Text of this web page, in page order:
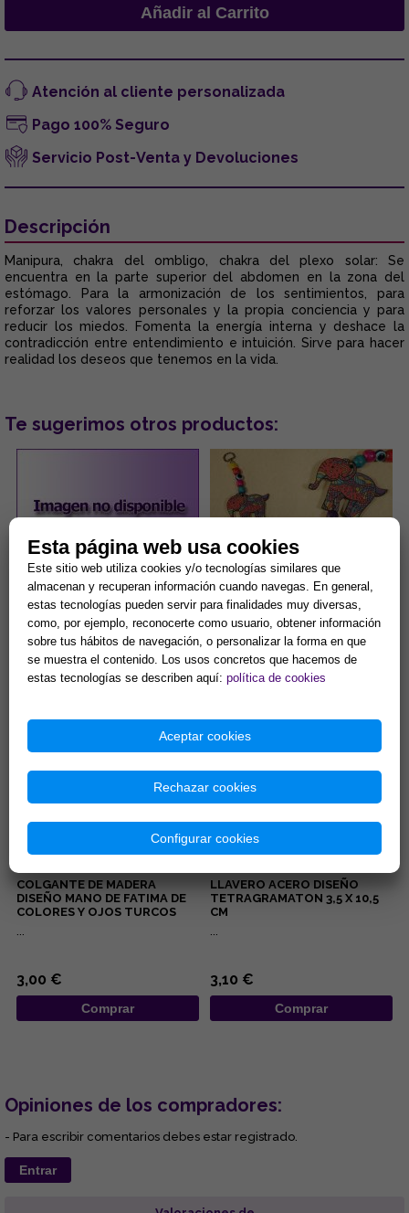
Atención al cliente personalizada
Pago 100% Seguro
Servicio Post-Venta y Devoluciones
Descripción
Manipura, chakra del ombligo, chakra del plexo solar: Se
encuentra en la parte superior del abdomen en la zona del
estómago. Para la armonización de los sentimientos, para
reforzar los valores personales y la propia conciencia y para
reducir los miedos. Fomenta la energía interna y deshace la
contradicción entre entendimiento e intuición. Sirve para hacer
realidad los deseos que tenemos en la vida.
Te sugerimos otros productos:
PENDIENTES ACERO DORADO
OJOS TURCOS COLOR LILA
CON PESTAÑAS BRILLANTES
Comprar
COLGANTE DE MADERA
DISEÑO ELEFANTE DE
COLORES Y OJO TURCO
6.5x19CM
...
Comprar
COLGANTE DE MADERA
DISEÑO MANO DE FATIMA DE
COLORES Y OJOS TURCOS
3,00 €
Comprar
LLAVERO ACERO DISEÑO
TETRAGRAMATON 3,5 X 10,5
CM
3,10 €
Comprar
Opiniones de los compradores:
- Para escribir comentarios debes estar registrado.
Entrar
Esta página web usa cookies
Este sitio web utiliza cookies y/o tecnologías similares que
almacenan y recuperan información cuando navegas. En general,
estas tecnologías pueden servir para finalidades muy diversas,
como, por ejemplo, reconocerte como usuario, obtener información
sobre tus hábitos de navegación, o personalizar la forma en que
se muestra el contenido. Los usos concretos que hacemos de
estas tecnologías se describen aquí: política de cookies
Aceptar cookies
Rechazar cookies
Configurar cookies